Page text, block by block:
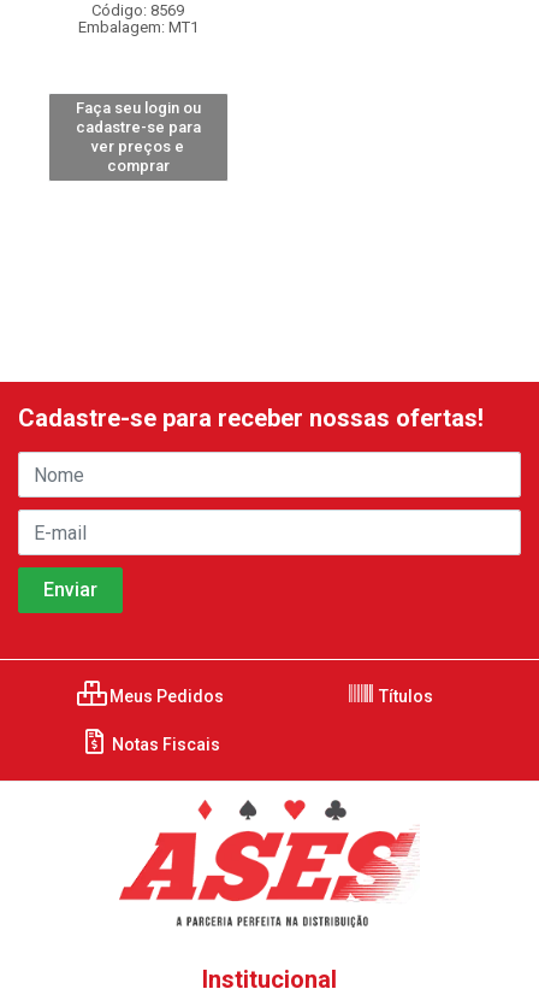
Código: 8569
Embalagem: MT1
Faça seu login ou
cadastre-se para
ver preços e
comprar
Cadastre-se para receber nossas ofertas!
Meus Pedidos Títulos
Notas Fiscais
Institucional